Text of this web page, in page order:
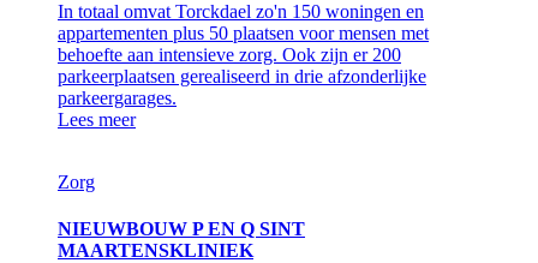
In totaal omvat Torckdael zo'n 150 woningen en
appartementen plus 50 plaatsen voor mensen met
behoefte aan intensieve zorg. Ook zijn er 200
parkeerplaatsen gerealiseerd in drie afzonderlijke
parkeergarages.
Lees meer
Zorg
NIEUWBOUW P EN Q SINT
MAARTENSKLINIEK